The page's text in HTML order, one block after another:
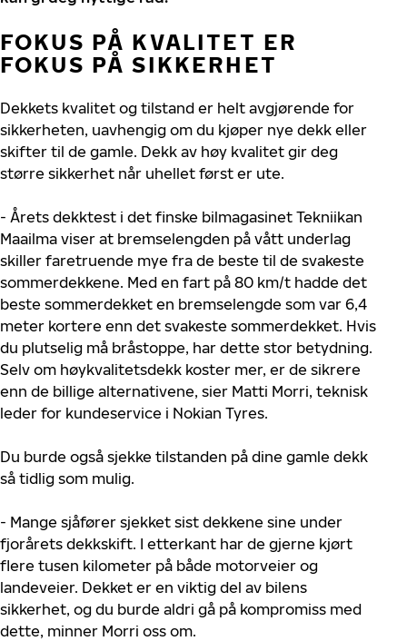
FOKUS PÅ KVALITET ER
FOKUS PÅ SIKKERHET
Dekkets kvalitet og tilstand er helt avgjørende for
sikkerheten, uavhengig om du kjøper nye dekk eller
skifter til de gamle. Dekk av høy kvalitet gir deg
større sikkerhet når uhellet først er ute.
- Årets dekktest i det finske bilmagasinet Tekniikan
Maailma viser at bremselengden på vått underlag
skiller faretruende mye fra de beste til de svakeste
sommerdekkene. Med en fart på 80 km/t hadde det
beste sommerdekket en bremselengde som var 6,4
meter kortere enn det svakeste sommerdekket. Hvis
du plutselig må bråstoppe, har dette stor betydning.
Selv om høykvalitetsdekk koster mer, er de sikrere
enn de billige alternativene, sier Matti Morri, teknisk
leder for kundeservice i Nokian Tyres.
Du burde også sjekke tilstanden på dine gamle dekk
så tidlig som mulig.
- Mange sjåfører sjekket sist dekkene sine under
fjorårets dekkskift. I etterkant har de gjerne kjørt
flere tusen kilometer på både motorveier og
landeveier. Dekket er en viktig del av bilens
sikkerhet, og du burde aldri gå på kompromiss med
dette, minner Morri oss om.